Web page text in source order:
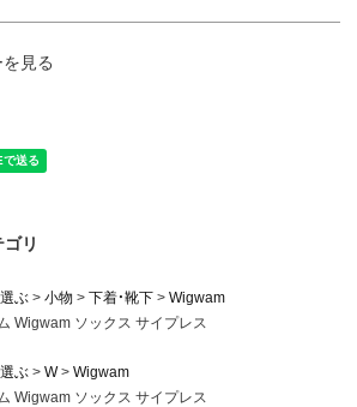
見る
リ
ぶ 小物 下着・靴下
Wigwam
ム Wigwam ソックス サイプレス
ぶ W
Wigwam
ム Wigwam ソックス サイプレス